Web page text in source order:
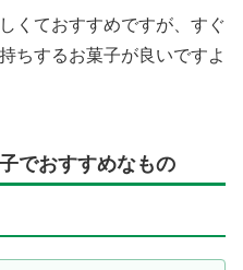
くておすすめですが、すぐ
ちするお菓子が良いですよ
でおすすめなもの